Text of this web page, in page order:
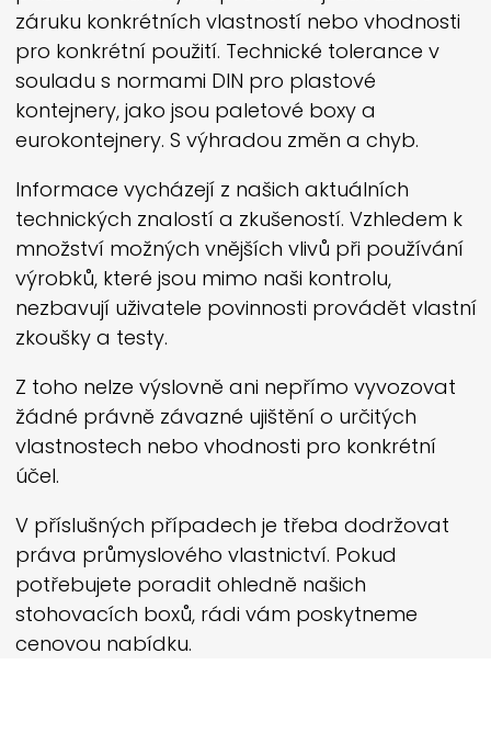
záruku konkrétních vlastností nebo vhodnosti
pro konkrétní použití. Technické tolerance v
souladu s normami DIN pro plastové
kontejnery, jako jsou paletové boxy a
eurokontejnery. S výhradou změn a chyb.
Informace vycházejí z našich aktuálních
technických znalostí a zkušeností. Vzhledem k
množství možných vnějších vlivů při používání
výrobků, které jsou mimo naši kontrolu,
nezbavují uživatele povinnosti provádět vlastní
zkoušky a testy.
Z toho nelze výslovně ani nepřímo vyvozovat
žádné právně závazné ujištění o určitých
vlastnostech nebo vhodnosti pro konkrétní
účel.
V příslušných případech je třeba dodržovat
práva průmyslového vlastnictví. Pokud
potřebujete poradit ohledně našich
stohovacích boxů, rádi vám poskytneme
cenovou nabídku.